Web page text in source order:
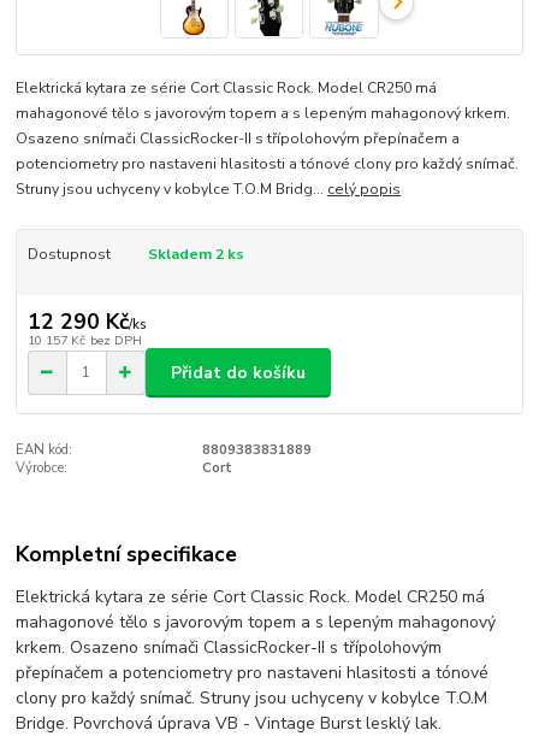
Elektrická kytara ze série Cort Classic Rock. Model CR250 má
mahagonové tělo s javorovým topem a s lepeným mahagonový krkem.
Osazeno snímači ClassicRocker-II s třípolohovým přepínačem a
potenciometry pro nastaveni hlasitosti a tónové clony pro každý snímač.
Struny jsou uchyceny v kobylce T.O.M Bridg... celý popis
Dostupnost Skladem 2 ks
12 290 Kč/ks
10 157 Kč bez DPH
Přidat do košíku
EAN kód:
8809383831889
Výrobce:
Cort
Kompletní specifikace
Elektrická kytara ze série Cort Classic Rock. Model CR250 má
mahagonové tělo s javorovým topem a s lepeným mahagonový
krkem. Osazeno snímači ClassicRocker-II s třípolohovým
přepínačem a potenciometry pro nastaveni hlasitosti a tónové
clony pro každý snímač. Struny jsou uchyceny v kobylce T.O.M
Bridge. Povrchová úprava VB - Vintage Burst lesklý lak.